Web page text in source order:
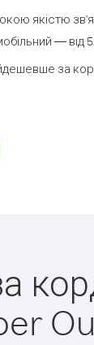
якістю
— від
за